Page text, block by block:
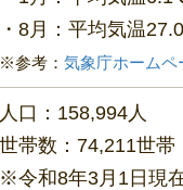
・8月：平均気温
※参考： 気象庁ホームペ
人口：158,994人
世帯数：74,211世帯
※令和8年3月1日現